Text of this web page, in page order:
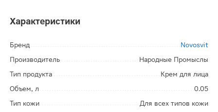
Характеристики
Бренд
Novosvit
Производитель
Народные Промыслы
Тип продукта
Крем для лица
Объем, л
0.05
Тип кожи
Для всех типов кожи